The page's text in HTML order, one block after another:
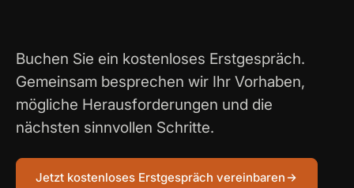
Buchen Sie ein kostenloses Erstgespräch.
Gemeinsam besprechen wir Ihr Vorhaben,
mögliche Herausforderungen und die
nächsten sinnvollen Schritte.
Jetzt kostenloses Erstgespräch vereinbaren